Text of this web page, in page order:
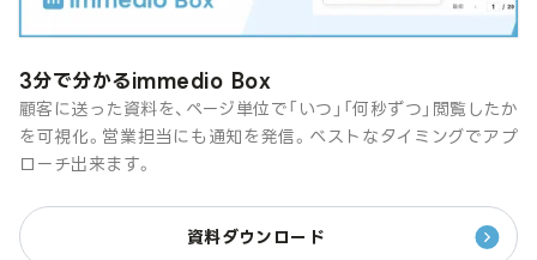
3分で分かるimmedio Box
顧客に送った資料を、ページ単位で「いつ」「何秒ずつ」閲覧したか
を可視化。営業担当にも通知を発信。ベストなタイミングでアプ
ローチ出来ます。
資料ダウンロード